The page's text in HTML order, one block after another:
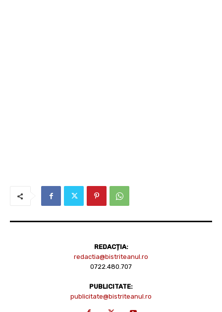
REDACȚIA:
redactia@bistriteanul.ro
0722.480.707
PUBLICITATE:
publicitate@bistriteanul.ro